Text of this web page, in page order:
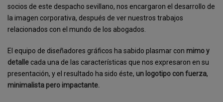
socios de este despacho sevillano, nos encargaron el desarrollo de
la imagen corporativa, después de ver nuestros trabajos
relacionados con el mundo de los abogados.
El equipo de diseñadores gráficos ha sabido plasmar con mimo y
detalle cada una de las características que nos expresaron en su
presentación, y el resultado ha sido éste, un logotipo con fuerza,
minimalista pero impactante.